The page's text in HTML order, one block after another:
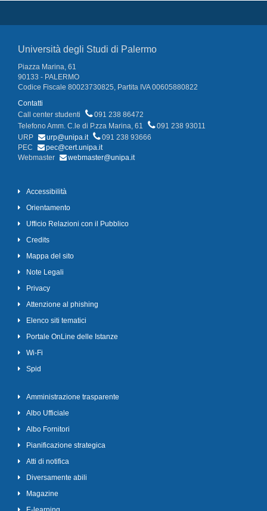
Università degli Studi di Palermo
Piazza Marina, 61
90133 - PALERMO
Codice Fiscale 80023730825, Partita IVA 00605880822
Contatti
Call center studenti
091 238 86472
Telefono Amm. C.le di P.zza Marina, 61
091 238 93011
URP
urp@unipa.it
091 238 93666
PEC
pec@cert.unipa.it
Webmaster
webmaster@unipa.it
Accessibilità
Orientamento
Ufficio Relazioni con il Pubblico
Credits
Mappa del sito
Note Legali
Privacy
Attenzione al phishing
Elenco siti tematici
Portale OnLine delle Istanze
Wi-Fi
Spid
Amministrazione trasparente
Albo Ufficiale
Albo Fornitori
Pianificazione strategica
Atti di notifica
Diversamente abili
Magazine